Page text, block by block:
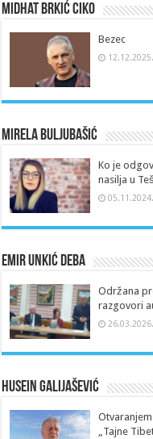
Midhat Brkić Ciko
Bezec
12.12.2025.
Mirela Buljubašić
Ko je
nasilja u
05.11.2024.
Emir Unkić Deba
Održana
razgovori
26.03.2026.
Husein Galijašević
„Tajne